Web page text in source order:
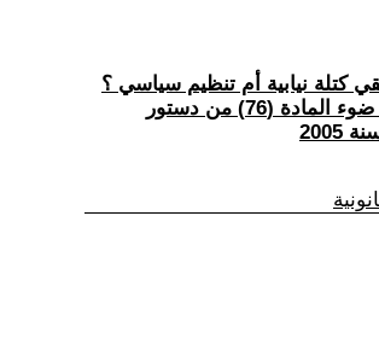
كتلة نيابية أم تنظيم سياسي ؟
دراسة تحليلية في ضوء المادة (76) من دستور